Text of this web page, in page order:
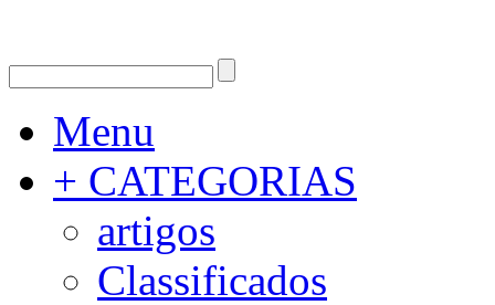
Menu
+ CATEGORIAS
artigos
Classificados